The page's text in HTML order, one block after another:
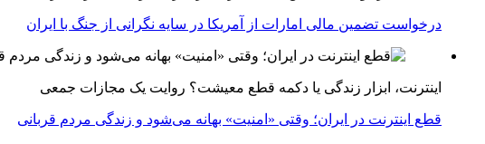
درخواست تضمین مالی امارات از آمریکا در سایه نگرانی از جنگ با ایران
اینترنت، ابزار زندگی یا دکمه قطع معیشت؟ روایت یک مجازات جمعی
قطع اینترنت در ایران؛ وقتی «امنیت» بهانه می‌شود و زندگی مردم قربانی